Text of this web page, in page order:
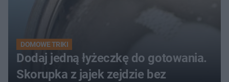
DOMOWE TRIKI
Dodaj jedną łyżeczkę do gotowania.
Skorupka z jajek zejdzie bez